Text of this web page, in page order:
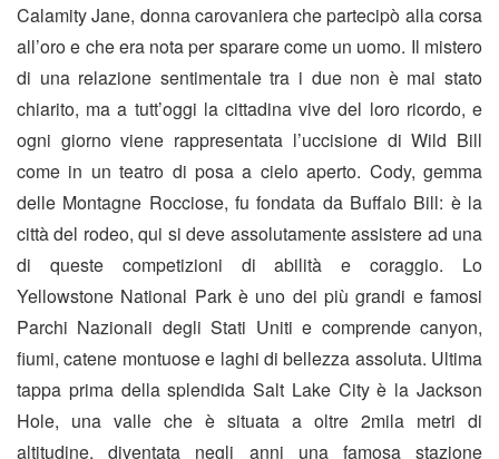
Calamity Jane, donna carovaniera che partecipò alla corsa
all’oro e che era nota per sparare come un uomo. Il mistero
di una relazione sentimentale tra i due non è mai stato
chiarito, ma a tutt’oggi la cittadina vive del loro ricordo, e
ogni giorno viene rappresentata l’uccisione di Wild Bill
come in un teatro di posa a cielo aperto. Cody, gemma
delle Montagne Rocciose, fu fondata da Buffalo Bill: è la
città del rodeo, qui si deve assolutamente assistere ad una
di queste competizioni di abilità e coraggio. Lo
Yellowstone National Park è uno dei più grandi e famosi
Parchi Nazionali degli Stati Uniti e comprende canyon,
fiumi, catene montuose e laghi di bellezza assoluta. Ultima
tappa prima della splendida Salt Lake City è la Jackson
Hole, una valle che è situata a oltre 2mila metri di
altitudine, diventata negli anni una famosa stazione